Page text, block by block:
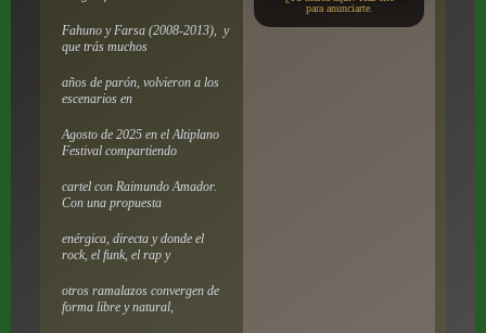
Fahuno y Farsa (2008-2013), y
que trás muchos
años de parón, volvieron a los
escenarios en
Agosto de 2025 en el Altiplano
Festival compartiendo
cartel con Raimundo Amador.
Con una propuesta
enérgica, directa y donde el
rock, el funk, el rap y
otros ramalazos convergen de
forma libre y natural,
para anunciarte.